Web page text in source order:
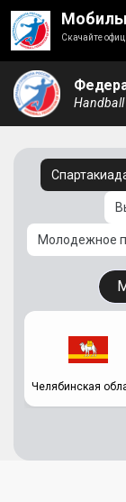
Скачайте
Молодежное
Челябинская